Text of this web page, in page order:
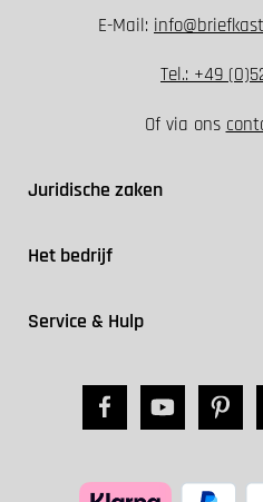
E-Mail:
Tel.: +49
Of via ons
Juridische zaken
Het bedrijf
Service & Hulp